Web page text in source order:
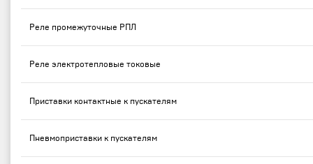
Реле промежуточные РПЛ
Реле электротепловые токовые
Приставки контактные к пускателям
Пневмоприставки к пускателям